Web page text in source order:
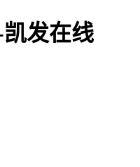
凯发在线